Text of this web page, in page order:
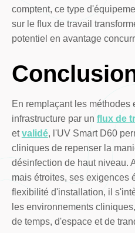
comptent, ce type
sur le flux de travail
potentiel en avantage
En remplaçant les méthodes
infrastructure par un flux de
etvalidé, l'UV Smart D60
cliniques de repenser la
désinfection de haut niveau.
mais étroites, ses exigences
flexibilité d'installation, il
les environnements
de temps, d'espace et de